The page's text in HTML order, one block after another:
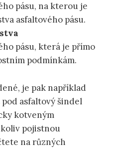
pásu, na kterou je
asfaltového pásu.
pásu, která je přímo
podmínkám.
je pak například
asfaltový šindel
kotveným
pojistnou
na různých